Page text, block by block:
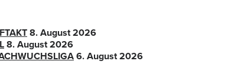
8. August 2026
8. August 2026
6. August 2026